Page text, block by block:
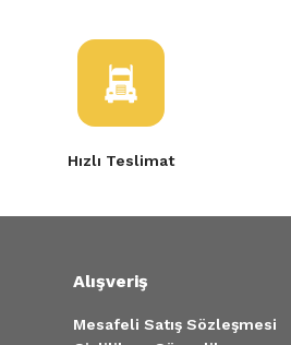
Hızlı Teslimat
Alışveriş
Mesafeli Satış Sözleşmesi